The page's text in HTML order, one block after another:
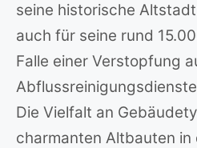
seine historische
auch für seine rund
Falle einer Verstopfung
Die Vielfalt an
charmanten Altbauten